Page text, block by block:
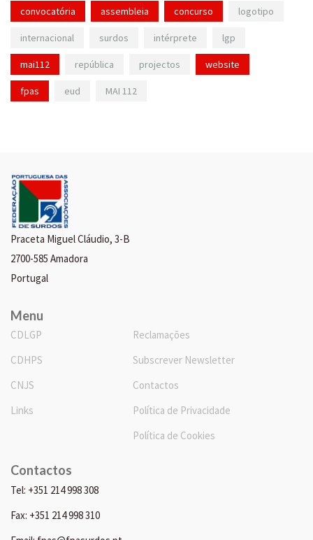
convocatória assembleia concurso logotipo
internacional surdos intérprete lgp
mai112 república projectos website
fpas eud MAI 112
Praceta Miguel Cláudio, 3-B
2700-585 Amadora
Portugal
Menu
CDLGP
CDHPS
CNJS
Links
Reclamações
Subscrever Newsletter
Contactos
Política de Privacidade
Política de Cookies
Contactos
Tel: +351 214 998 308
Fax: +351 214 998 310